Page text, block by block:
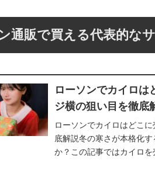
通販で買える代表的な
ローソンでカイロは
ジ横の狙い目を徹底
ローソンでカイロはどこ
底解説冬の寒さが本格化
か？この記事ではカイロを